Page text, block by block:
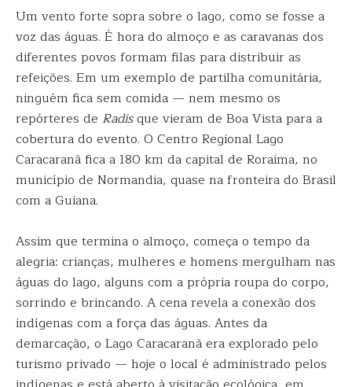
Um vento forte sopra sobre o lago, como se fosse a
voz das águas. É hora do almoço e as caravanas dos
diferentes povos formam filas para distribuir as
refeições. Em um exemplo de partilha comunitária,
ninguém fica sem comida — nem mesmo os
repórteres de Radisque vieram de Boa Vista para a
cobertura do evento. O Centro Regional Lago
Caracaranã fica a 180 km da capital de Roraima, no
município de Normandia, quase na fronteira do Brasil
com a Guiana.
Assim que termina o almoço, começa o tempo da
alegria: crianças, mulheres e homens mergulham nas
águas do lago, alguns com a própria roupa do corpo,
sorrindo e brincando. A cena revela a conexão dos
indígenas com a força das águas. Antes da
demarcação, o Lago Caracaranã era explorado pelo
turismo privado — hoje o local é administrado pelos